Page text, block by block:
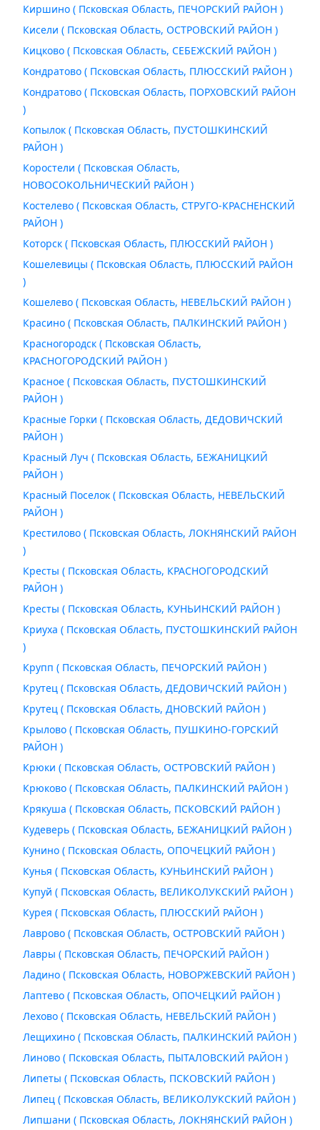
Киршино ( Псковская Область, ПЕЧОРСКИЙ РАЙОН )
Кисели ( Псковская Область, ОСТРОВСКИЙ РАЙОН )
Кицково ( Псковская Область, СЕБЕЖСКИЙ РАЙОН )
Кондратово ( Псковская Область, ПЛЮССКИЙ РАЙОН )
Кондратово ( Псковская Область, ПОРХОВСКИЙ РАЙОН
)
Копылок ( Псковская Область, ПУСТОШКИНСКИЙ
РАЙОН )
Коростели ( Псковская Область,
НОВОСОКОЛЬНИЧЕСКИЙ РАЙОН )
Костелево ( Псковская Область, СТРУГО-КРАСНЕНСКИЙ
РАЙОН )
Которск ( Псковская Область, ПЛЮССКИЙ РАЙОН )
Кошелевицы ( Псковская Область, ПЛЮССКИЙ РАЙОН
)
Кошелево ( Псковская Область, НЕВЕЛЬСКИЙ РАЙОН )
Красино ( Псковская Область, ПАЛКИНСКИЙ РАЙОН )
Красногородск ( Псковская Область,
КРАСНОГОРОДСКИЙ РАЙОН )
Красное ( Псковская Область, ПУСТОШКИНСКИЙ
РАЙОН )
Красные Горки ( Псковская Область, ДЕДОВИЧСКИЙ
РАЙОН )
Красный Луч ( Псковская Область, БЕЖАНИЦКИЙ
РАЙОН )
Красный Поселок ( Псковская Область, НЕВЕЛЬСКИЙ
РАЙОН )
Крестилово ( Псковская Область, ЛОКНЯНСКИЙ РАЙОН
)
Кресты ( Псковская Область, КРАСНОГОРОДСКИЙ
РАЙОН )
Кресты ( Псковская Область, КУНЬИНСКИЙ РАЙОН )
Криуха ( Псковская Область, ПУСТОШКИНСКИЙ РАЙОН
)
Крупп ( Псковская Область, ПЕЧОРСКИЙ РАЙОН )
Крутец ( Псковская Область, ДЕДОВИЧСКИЙ РАЙОН )
Крутец ( Псковская Область, ДНОВСКИЙ РАЙОН )
Крылово ( Псковская Область, ПУШКИНО-ГОРСКИЙ
РАЙОН )
Крюки ( Псковская Область, ОСТРОВСКИЙ РАЙОН )
Крюково ( Псковская Область, ПАЛКИНСКИЙ РАЙОН )
Крякуша ( Псковская Область, ПСКОВСКИЙ РАЙОН )
Кудеверь ( Псковская Область, БЕЖАНИЦКИЙ РАЙОН )
Кунино ( Псковская Область, ОПОЧЕЦКИЙ РАЙОН )
Кунья ( Псковская Область, КУНЬИНСКИЙ РАЙОН )
Купуй ( Псковская Область, ВЕЛИКОЛУКСКИЙ РАЙОН )
Курея ( Псковская Область, ПЛЮССКИЙ РАЙОН )
Лаврово ( Псковская Область, ОСТРОВСКИЙ РАЙОН )
Лавры ( Псковская Область, ПЕЧОРСКИЙ РАЙОН )
Ладино ( Псковская Область, НОВОРЖЕВСКИЙ РАЙОН )
Лаптево ( Псковская Область, ОПОЧЕЦКИЙ РАЙОН )
Лехово ( Псковская Область, НЕВЕЛЬСКИЙ РАЙОН )
Лещихино ( Псковская Область, ПАЛКИНСКИЙ РАЙОН )
Линово ( Псковская Область, ПЫТАЛОВСКИЙ РАЙОН )
Липеты ( Псковская Область, ПСКОВСКИЙ РАЙОН )
Липец ( Псковская Область, ВЕЛИКОЛУКСКИЙ РАЙОН )
Липшани ( Псковская Область, ЛОКНЯНСКИЙ РАЙОН )